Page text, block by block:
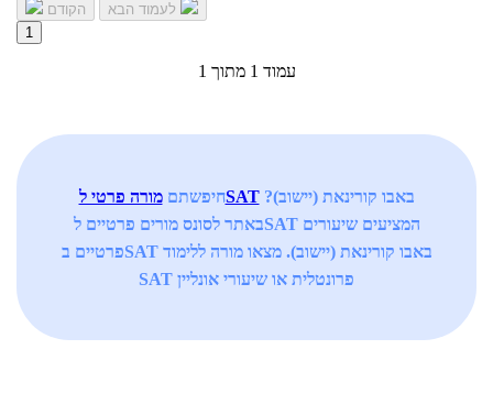
הקודם
1
עמוד 1 מתוך 1
חיפשתםמורה פרטי לSATבאבו קורינאת (יישוב)?
באתר לסונס מורים פרטיים לSAT המציעים שיעורים
פרטיים בSAT באבו קורינאת (יישוב). מצאו מורה ללימוד
SAT פרונטלית או שיעורי אונליין